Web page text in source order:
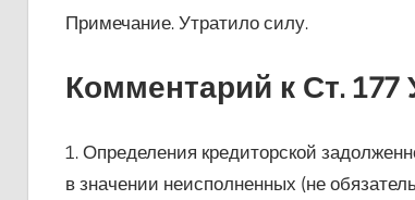
Примечание. Утратило силу.
Комментарий к Ст.
1. Определения кредиторской
в значении неисполненных (не